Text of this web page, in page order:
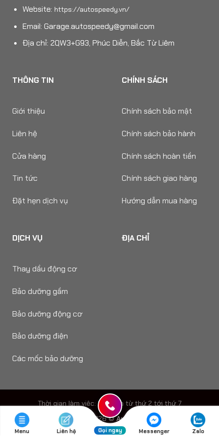
Website: https://autospeedy.vn/
Email: Garage.autospeedy@gmail.com
Địa chỉ: 2QW3+G93, Phúc Diễn, Bắc Từ Liêm
THÔNG TIN
Giới thiệu
Liên hệ
Cửa hàng
Tin tức
Đặt hẹn dịch vụ
CHÍNH SÁCH
Chính sách bảo mật
Chính sách bảo hành
Chính sách hoàn tiền
Chính sách giao hàng
Hướng dẫn mua hàng
DỊCH VỤ
Thay dầu động cơ
Bảo dưỡng gầm
Bảo dưỡng động cơ
Bảo dưỡng điện
Các mốc bảo dưỡng
ĐỊA CHỈ
Thời gian làm viêc: 8h - 18h từ thứ 2 tới thứ 7
Copyright 2026 ©Auto Speedy
Menu Liên hệ Gọi ngay Messenger Zalo